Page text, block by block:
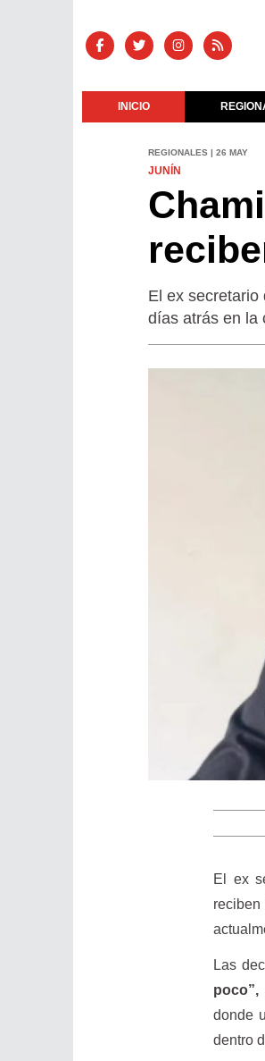
INICIO
REGIONALES | 26 MAY
JUNÍN
El ex secretario
días atrás en la
El ex
Las
poco”,
donde
dentro